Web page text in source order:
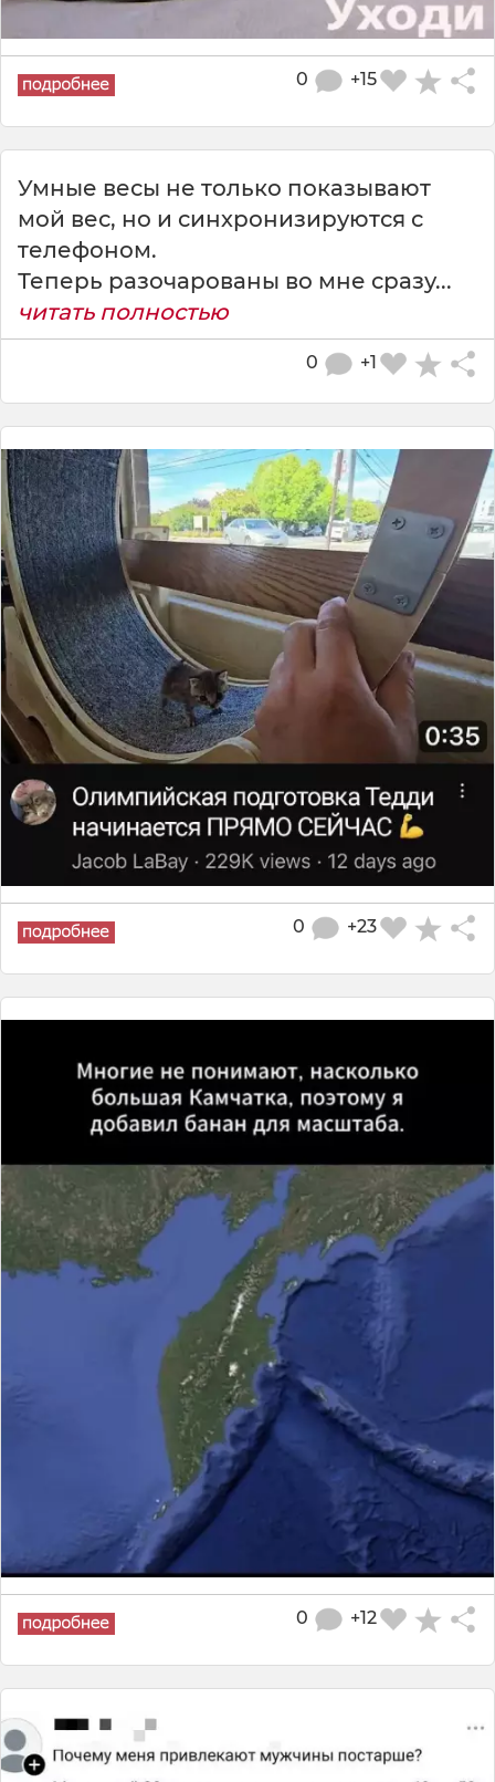
+15
0
Умные весы не только показывают
мой вес, но и синхронизируются с
телефоном.
Теперь разочарованы во мне сразу...
читать полностью
+1
0
+23
0
+12
0